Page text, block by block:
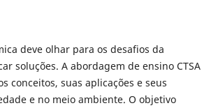
deve olhar para os desafios da
soluções. A abordagem de ensino CTSA
conceitos, suas aplicações e seus
e no meio ambiente. O objetivo